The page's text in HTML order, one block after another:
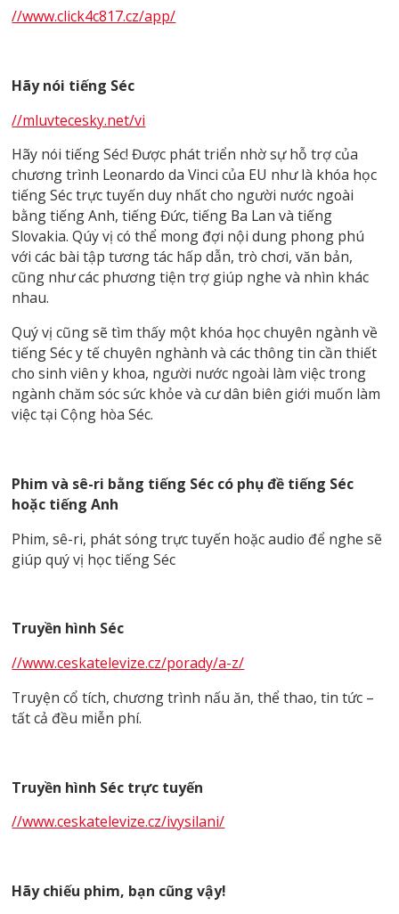
//www.click4c817.cz/app/
Hãy nói tiếng Séc
//mluvtecesky.net/vi
Hãy nói tiếng Séc! Được phát triển nhờ sự hỗ trợ của
chương trình Leonardo da Vinci của EU như là khóa học
tiếng Séc trực tuyến duy nhất cho người nước ngoài
bằng tiếng Anh, tiếng Đức, tiếng Ba Lan và tiếng
Slovakia. Qúy vị có thể mong đợi nội dung phong phú
với các bài tập tương tác hấp dẫn, trò chơi, văn bản,
cũng như các phương tiện trợ giúp nghe và nhìn khác
nhau.
Quý vị cũng sẽ tìm thấy một khóa học chuyên ngành về
tiếng Séc y tế chuyên nghành và các thông tin cần thiết
cho sinh viên y khoa, người nước ngoài làm việc trong
ngành chăm sóc sức khỏe và cư dân biên giới muốn làm
việc tại Cộng hòa Séc.
Phim và sê-ri bằng tiếng Séc có phụ đề tiếng Séc
hoặc tiếng Anh
Phim, sê-ri, phát sóng trực tuyến hoặc audio để nghe sẽ
giúp quý vị học tiếng Séc
Truyền hình Séc
//www.ceskatelevize.cz/porady/a-z/
Truyện cổ tích, chương trình nấu ăn, thể thao, tin tức –
tất cả đều miễn phí.
Truyền hình Séc trực tuyến
//www.ceskatelevize.cz/ivysilani/
Hãy chiếu phim, bạn cũng vậy!